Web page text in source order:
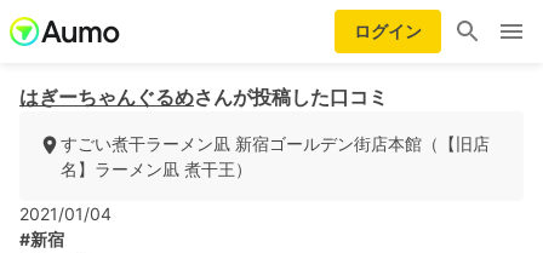
ログイン
はぎーちゃんぐるめさんが投稿した口コミ
すごい煮干ラーメン凪 新宿ゴールデン街店本館（【旧店
名】ラーメン凪 煮干王）
2021/01/04
#新宿